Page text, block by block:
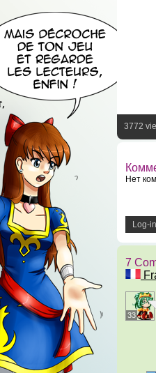
3772
Нет
Log-
7
33